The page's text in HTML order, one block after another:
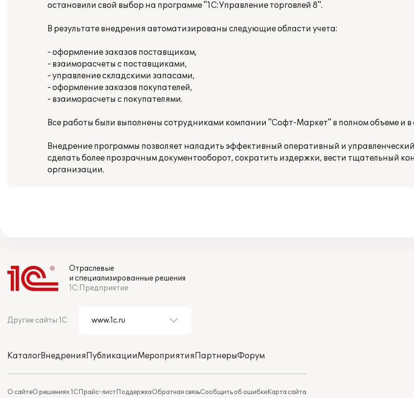
остановили свой выбор на программе "1С:Управление торговлей 8".
В результате внедрения автоматизированы следующие области учета:
- оформление заказов поставщикам,
- взаиморасчеты с поставщиками,
- управление складскими запасами,
- оформление заказов покупателей,
- взаиморасчеты с покупателями.
Все работы были выполнены сотрудниками компании "Софт-Маркет" в полном объеме и в
Внедрение программы позволяет наладить эффективный оперативный и
сделать более прозрачным документооборот, сократить издержки, вести тщательный
организации.
Отраслевые
и специализированные решения
1С:Предприятие
Другие сайты 1С
КаталогВнедренияПубликацииМероприятияПартнерыФорум
О сайтеО решениях 1СПрайс-листПоддержкаОбратная связьСообщить об ошибкеКарта сайта